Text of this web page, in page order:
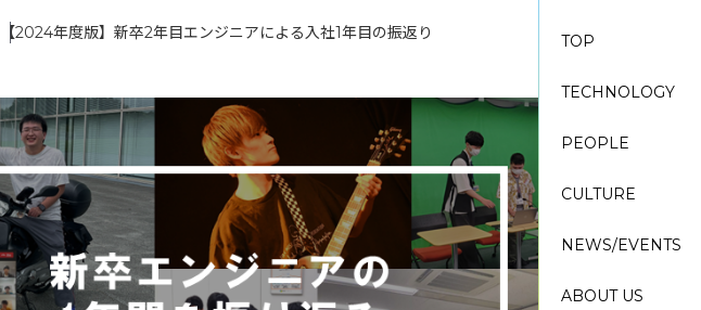
【2024年度版】新卒2年目エンジニアによる入社1年目の振返り TOP
TECHNOLOGY
PEOPLE
CULTURE
NEWS/EVENTS
ABOUT US